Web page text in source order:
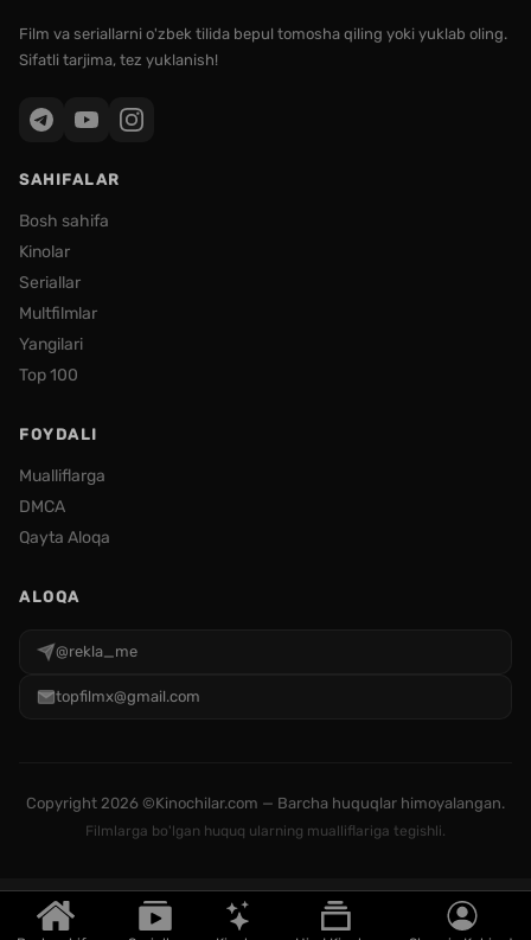
Film va seriallarni o'zbek tilida bepul tomosha qiling yoki yuklab oling.
Sifatli tarjima, tez yuklanish!
SAHIFALAR
Bosh sahifa
Kinolar
Seriallar
Multfilmlar
Yangilari
Top 100
FOYDALI
Mualliflarga
DMCA
Qayta Aloqa
ALOQA
@rekla_me
topfilmx@gmail.com
Copyright 2026 ©Kinochilar.com — Barcha huquqlar himoyalangan.
Filmlarga bo'lgan huquq ularning mualliflariga tegishli.